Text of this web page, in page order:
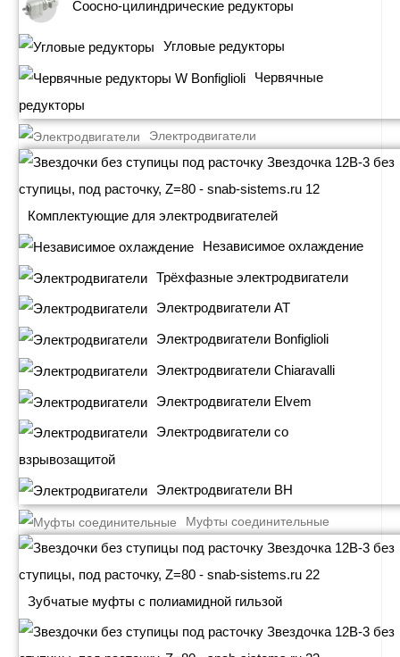
Соосно-цилиндрические редукторы
Угловые редукторы
Червячные
редукторы
Электродвигатели
Комплектующие для электродвигателей
Независимое охлаждение
Трёхфазные электродвигатели
Электродвигатели АТ
Электродвигатели Bonfiglioli
Электродвигатели Chiaravalli
Электродвигатели Elvem
Электродвигатели со
взрывозащитой
Электродвигатели BH
Муфты соединительные
Зубчатые муфты с полиамидной гильзой